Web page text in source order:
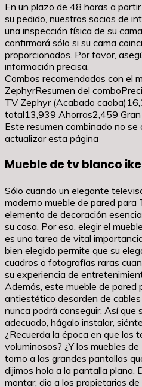
En un plazo de 48 horas a
su pedido, nuestros socios de
una inspección física de su
confirmará sólo si su cama
proporcionados. Por favor,
información precisa.
Combos recomendados con el
ZephyrResumen del
TV Zephyr (Acabado
total₹13,939 Ahorras₹2,459
Este resumen combinado no se
actualizar esta página
Mueble de tv blanco
Sólo cuando un elegante
moderno mueble de pared para
elemento de decoración
su casa. Por eso, elegir el
es una tarea de vital
bien elegido permite que su
cuadros o fotografías raras
su experiencia de
Además, este mueble de pared
antiestético desorden de
nunca podrá conseguir. Así que
adecuado, hágalo instalar,
¿Recuerda la época en que los
voluminosos? ¿Y los muebles
torno a las grandes pantallas
dijimos hola a la pantalla plana.
montar, dio a los propietarios